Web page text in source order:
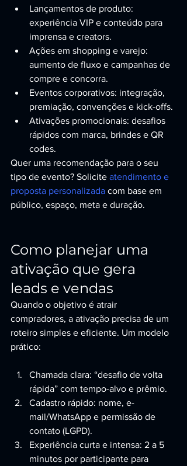
Lançamentos de produto:
experiência VIP e conteúdo para
imprensa e creators.
Ações em shopping e varejo:
aumento de fluxo e campanhas de
compre e concorra.
Eventos corporativos: integração,
premiação, convenções e kick-offs.
Ativações promocionais: desafios
rápidos com marca, brindes e QR
codes.
Quer uma recomendação para o seu
tipo de evento? Solicite atendimento e
proposta personalizada com base em
público, espaço, meta e duração.
Como planejar uma
ativação que gera
leads e vendas
Quando o objetivo é atrair
compradores, a ativação precisa de um
roteiro simples e eficiente. Um modelo
prático:
Chamada clara: “desafio de volta
rápida” com tempo-alvo e prêmio.
Cadastro rápido: nome, e-
mail/WhatsApp e permissão de
contato (LGPD).
Experiência curta e intensa: 2 a 5
minutos por participante para